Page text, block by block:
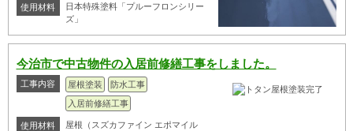
使用材料
日本特殊塗料「プルーフロンシリー
ズ」
今治市で中古物件の入居前修繕工事をしました。
工事内容 屋根塗装
防水工事
入居前修繕工事
使用材料
屋根（スズカファイン エポマイル